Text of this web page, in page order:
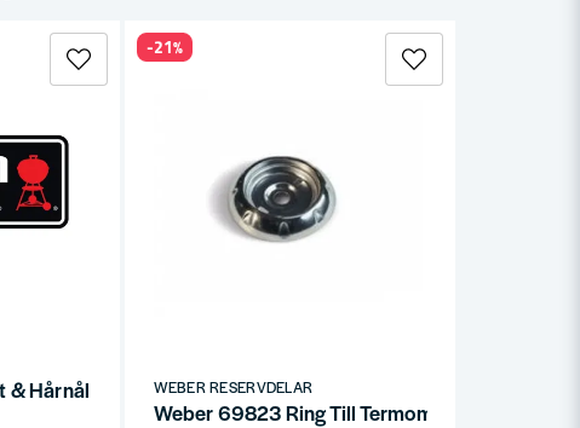
& Hårnål Q-lockWEBER RESERVDELAR
Weber 69823 Ring Till Termometer Spirit
-21%